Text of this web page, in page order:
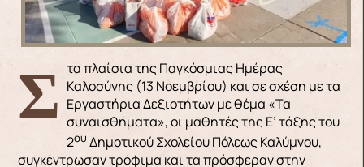
Στα πλαίσια της Παγκόσμιας Ημέρας Καλοσύνης (13 Νοεμβρίου) και σε σχέση με τα
Εργαστήρια Δεξιοτήτων με θέμα «Τα
συναισθήματα», οι μαθητές της Ε’ τάξης του
2ου Δημοτικού Σχολείου Πόλεως Καλύμνου,
συγκέντρωσαν τρόφιμα και τα πρόσφεραν στην